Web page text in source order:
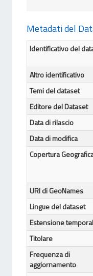
Metadati del
Identificativo del
Altro identificativo
Temi del dataset
Editore del Dataset
Data di rilascio
Data di modifica
Copertura
URI di GeoNames
Lingue del dataset
Estensione
Titolare
Frequenza di
aggiornamento